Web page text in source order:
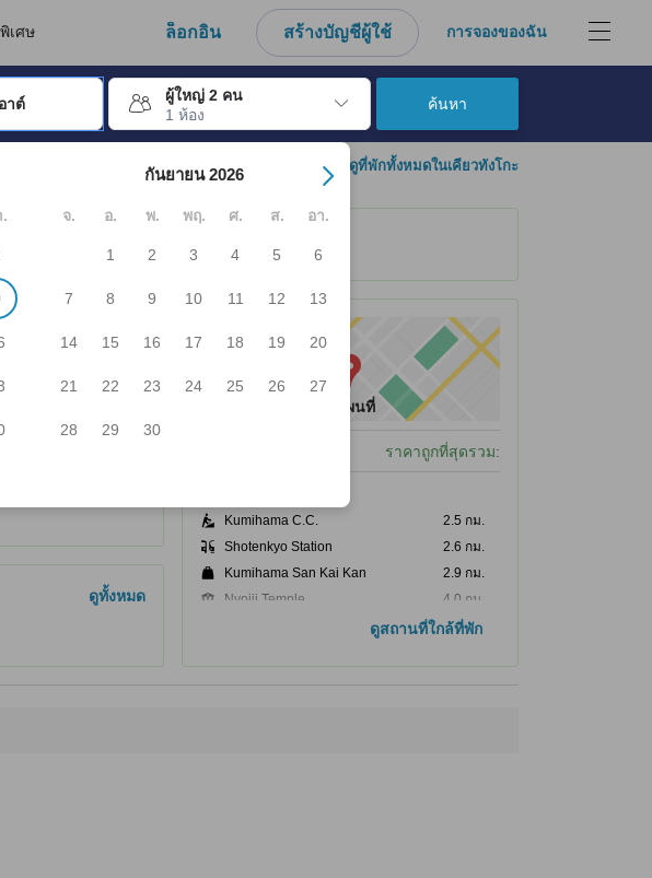
เศษ ล็อกอิน สร้างบัญชีผู้ใช้ การจองของฉัน
ลือก
าต์
ผู้ใหญ่ 2 คน
1 ห้อง
นเช็คอินและเช็คเอาต์ เมื่อไปถึงวันเช็คอินที่ต้องการ ให้กดปุ่ม Enter เพื่อเลือกวันเช็คอินดังกล่า
.
กันยายน 2026
จ. อ. พ. พฤ. ศ. ส. อา.
1 2 3 4 5 6
7 8 9 10 11 12 13
14 15 16 17 18 19 20
21 22 23 24 25 26 27
28 29 30
ค้นหา
ดูที่พักทั้งหมดในเคียวทังโกะ
วามสะดวกที่คาดว่าน่าจะได้รับ ณ ที่พัก
ดูทั้งหมด
ดูแผนที่
ราคาถูกที่สุดรวม:
Kumihama C.C.
2.5 กม.
Shotenkyo Station
2.6 กม.
Kumihama San Kai Kan
2.9 กม.
Nyoiji Temple
4.0 กม.
4.2 กม.
ดูสถานที่ใกล้ที่พัก